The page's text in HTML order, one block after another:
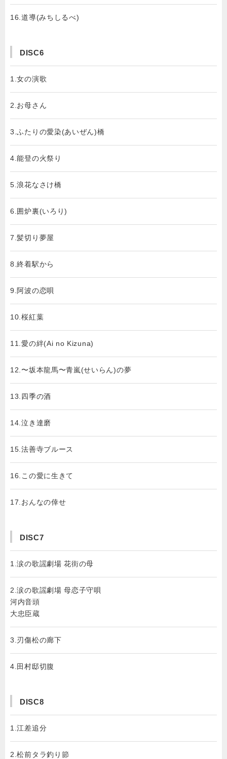
16.道導(みちしるべ)
DISC6
1.女の演歌
2.お母さん
3.ふたりの愛染(あいぜん)橋
4.能登の火祭り
5.浪花なさけ橋
6.囲炉裏(いろり)
7.髪切り夢屋
8.終着駅から
9.阿波の恋唄
10.桜紅葉
11.愛の絆(Ai no Kizuna)
12.〜坂本龍馬〜青嵐(せいらん)の夢
13.四季の酒
14.泣き達磨
15.法善寺ブルース
16.この愛に生きて
17.おんなの倖せ
DISC7
1.涙の歌謡劇場 花街の母
2.涙の歌謡劇場 母恋子守唄
河内音頭
大忠臣蔵
3.刃傷松の廊下
4.田村邸切腹
DISC8
1.江差追分
2.松前タラ釣り節